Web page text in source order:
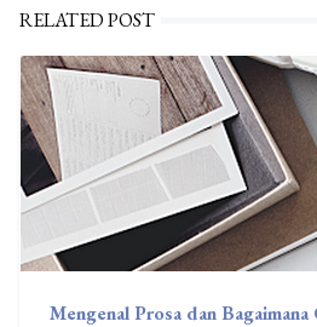
RELATED POST
Mengenal Prosa dan